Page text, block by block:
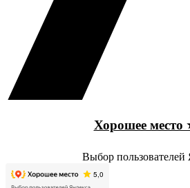
Хорошее место
Выбор пользователей